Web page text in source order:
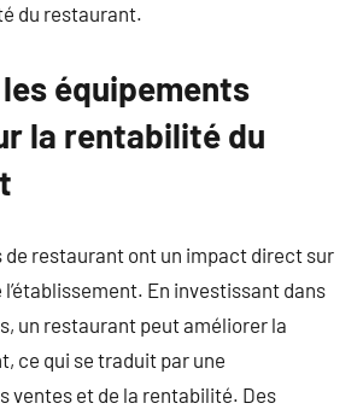
du restaurant.
équipements
la rentabilité du
de restaurant ont un impact direct sur
En investissant dans
un restaurant peut améliorer la
ce qui se traduit par une
ventes et de la rentabilité. Des